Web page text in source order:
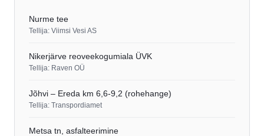
Nurme tee
Tellija: Viimsi Vesi AS
Nikerjärve reoveekogumiala ÜVK
Tellija: Raven OÜ
Jõhvi – Ereda km 6,6-9,2 (rohehange)
Tellija: Transpordiamet
Metsa tn, asfalteerimine